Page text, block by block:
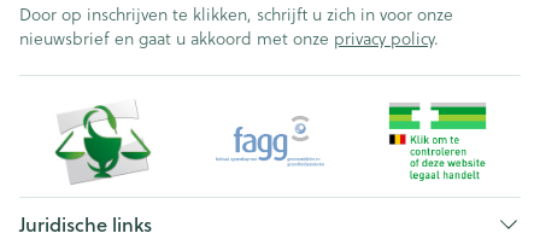
Door op inschrijven te klikken, schrijft u zich in voor onze
nieuwsbrief en gaat u akkoord met onze privacy policy.
Juridische links